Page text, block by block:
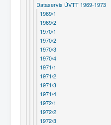
Dataservis ÚVTT 1969-1973
1969/1
1969/2
1970/1
1970/2
1970/3
1970/4
1971/1
1971/2
1971/3
1971/4
1972/1
1972/2
1972/3